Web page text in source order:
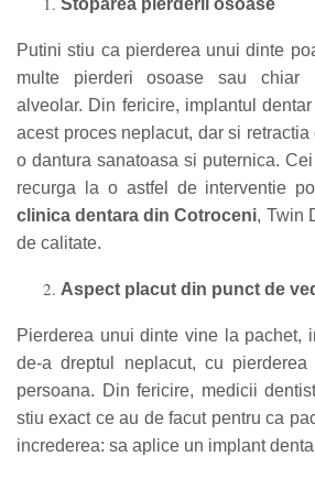
Putini stiu ca pierderea unui dinte
multe pierderi osoase sau chiar
alveolar. Din fericire, implantul
acest proces neplacut, dar si
o dantura sanatoasa si puternica.
recurga la o astfel de interventie
clinica dentara din Cotroceni, Twin
de calitate.
Aspect placut din punct de
Pierderea unui dinte vine la pachet,
de-a dreptul neplacut, cu
persoana. Din fericire, medicii
stiu exact ce au de facut pentru ca
increderea: sa aplice un implant